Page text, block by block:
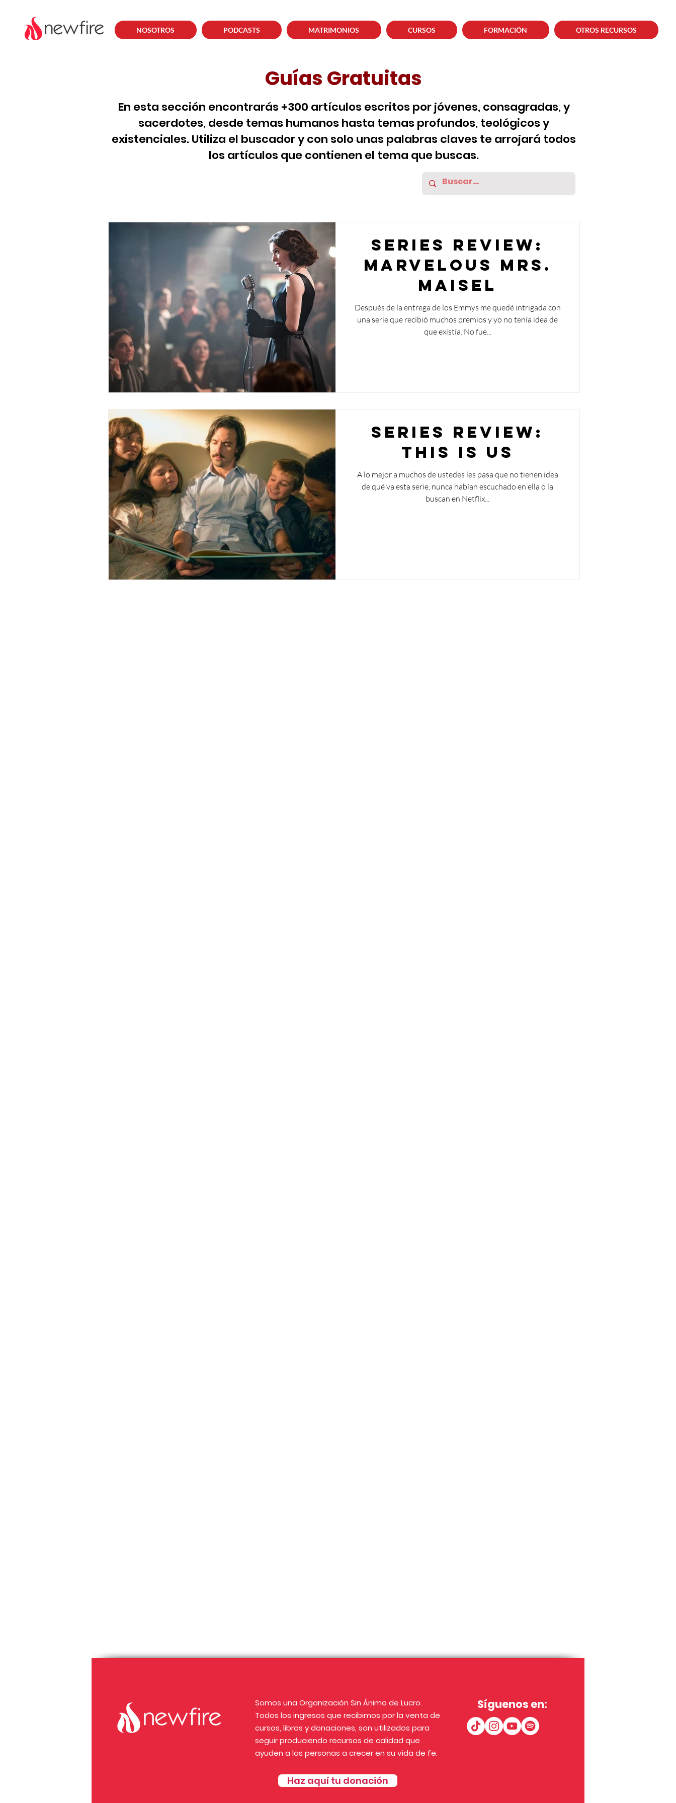
NOSOTROS PODCASTS MATRIMONIOS CURSOS FORMACIÓN OTROS RECURSOS
Guías Gratuitas
En esta sección encontrarás +300 artículos escritos por jóvenes, consagradas, y
sacerdotes, desde temas humanos hasta temas profundos, teológicos y
existenciales. Utiliza el buscador y con solo unas palabras claves te arrojará todos
los artículos que contienen el tema que buscas.
Series Review:
Marvelous Mrs.
Maisel
Después de la entrega de los Emmys me quedé intrigada con
una serie que recibió muchos premios y yo no tenía idea de
que existía. No fue...
Series Review:
This Is Us
A lo mejor a muchos de ustedes les pasa que no tienen idea
de qué va esta serie, nunca habían escuchado en ella o la
buscan en Netflix...
Somos una Organización Sin Ánimo de Lucro.
Todos los ingresos que recibimos por la venta de
cursos, libros y donaciones, son utilizados para
seguir produciendo recursos de calidad que
ayuden a las personas a crecer en su vida de fe.
Síguenos en:
Haz aquí tu donación